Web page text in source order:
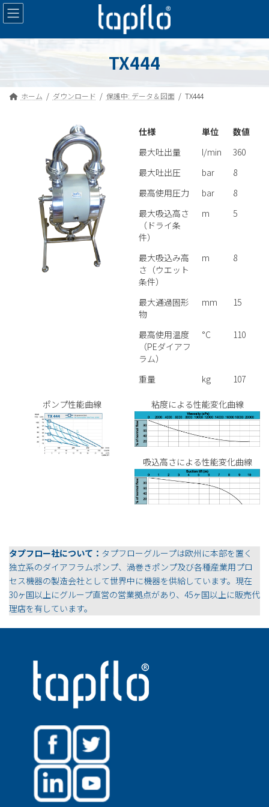
コ
ン
ン
キ
ナ
ビ
ー
に
TX444
ホーム ダウンロード 保護中: データ＆図面 TX444
仕様 単位
数値
最大吐出量
l/min
360
最大吐出圧
bar
8
最高使用圧力
bar
8
最大吸込高さ
（ドライ条
件）
m 5
最大吸込み高
さ（ウエット
条件）
m 8
最大通過固形
物
mm 15
最高使用温度
（PEダイアフ
ラム）
°C 110
重量 kg 107
ポンプ性能曲線 粘度による性能変化曲線
吸込高さによる性能変化曲線
タプフロー社について： タプフローグループは欧州に本部を置く
独立系のダイアフラムポンプ、渦巻きポンプ及び各種産業用プロ
セス機器の製造会社として世界中に機器を供給しています。現在
30ヶ国以上にグループ直営の営業拠点があり、45ヶ国以上に販売代
理店を有しています。